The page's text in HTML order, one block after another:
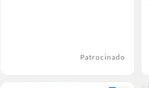
Patrocinado